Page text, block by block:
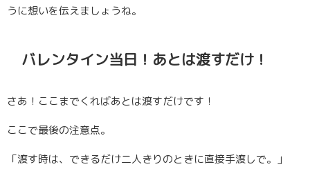
うに想いを伝えましょうね。
バレンタイン当日！あとは渡すだけ！
さあ！ここまでくればあとは渡すだけです！
ここで最後の注意点。
「渡す時は、できるだけ二人きりのときに直接手渡しで。」